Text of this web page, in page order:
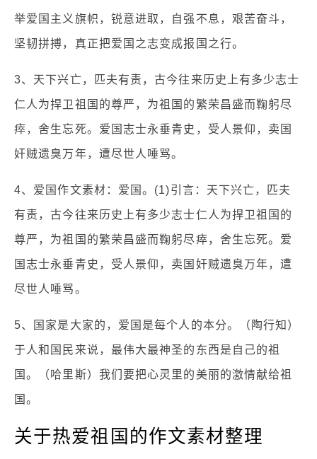
举爱国主义旗帜，锐意进取，自强不息，艰苦奋斗，
坚韧拼搏，真正把爱国之志变成报国之行。
3、天下兴亡，匹夫有责，古今往来历史上有多少志士
仁人为捍卫祖国的尊严，为祖国的繁荣昌盛而鞠躬尽
瘁，舍生忘死。爱国志士永垂青史，受人景仰，卖国
奸贼遗臭万年，遭尽世人唾骂。
4、爱国作文素材：爱国。(1)引言：天下兴亡，匹夫
有责，古今往来历史上有多少志士仁人为捍卫祖国的
尊严，为祖国的繁荣昌盛而鞠躬尽瘁，舍生忘死。爱
国志士永垂青史，受人景仰，卖国奸贼遗臭万年，遭
尽世人唾骂。
5、国家是大家的，爱国是每个人的本分。（陶行知）
于人和国民来说，最伟大最神圣的东西是自己的祖
国。（哈里斯）我们要把心灵里的美丽的激情献给祖
国。
关于热爱祖国的作文素材整理